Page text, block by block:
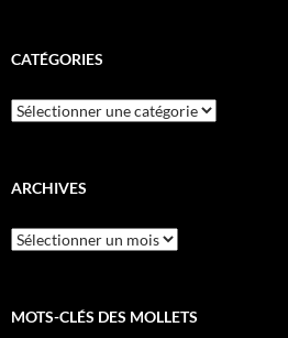
CATÉGORIES
Catégories
ARCHIVES
Archives
MOTS-CLÉS DES MOLLETS